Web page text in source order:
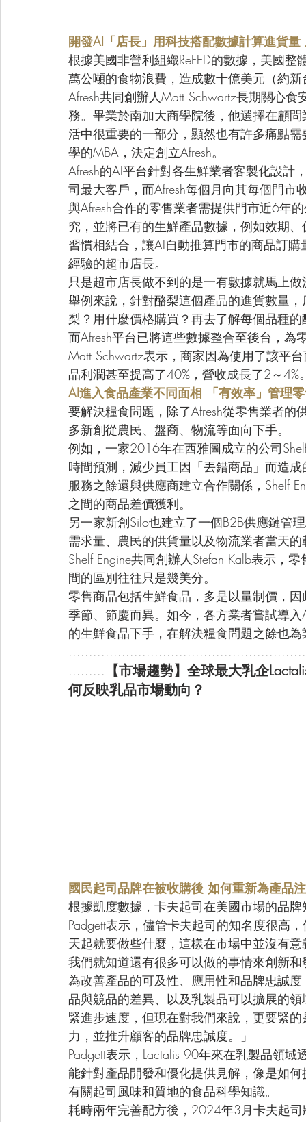
開發AI「店長」用科技搭配數據計算進貨
根據美國非營利組織ReFED的數據，美國
萬公噸的食物浪費，造成數十億美元（約
Afresh共同創辦人Matt Schwartz長期關心
務。畢業於南加大商學院後，他選擇在顧
活中很重要的一部分，顯然也有許多痛點
學的MBA，決定創立Afresh。
Afresh的AI平台針對各生鮮業者客製化設計
司最大客戶，而Afresh每個月向其每個門市
與Afresh合作的零售業者需提供門市近6年
究，並將已有的生鮮產品數據，例如效期
習慣相結合，讓AI自動推算門市的商品訂
經驗的超市店長。
只是超市店長做不到的是一有數據就馬上
舉例來說，針對酪梨這個產品的進貨數量
梨？用什麼價格購買？再去了解每個品種
而Afresh平台已將這些數據整合至後台，為
Matt Schwartz表示，商家因為使用了該平
品利潤甚至提高了40%，營收成長了2～4%
AI進入食品產業不同面相 「有效率」管理
要解決糧食問題，除了Afresh從零售業者
多新創從農民、盤商、物流等面向下手。
例如，一家2016年在西雅圖成立的公司
時間預測，減少員工因「丟錯商品」而造
服務之餘還與供應商建立合作關係，Shelf
之間的商品差價獲利。
另一家新創Silo也建立了一個B2B供應鏈管
需求量、農民的供貨量以及物流業者當天的
Shelf Engine共同創辦人Stefan Kalb表示，
間的區別往往只是幾美分。
零售商品包括生鮮食品，多是以量制價，
季節、節慶而異。如今，各方業者嘗試導
的生鮮食品下手，在解決糧食問題之餘也
.........
【市場趨勢】全球最大乳企
何反映乳品市場動向？
國民起司品牌在被收購後 如何重新為產品
根據凱度數據，卡夫起司在美國市場的品
Padgett表示，儘管卡夫起司的知名度很高
天起就要做些什麼，這樣在市場中並沒有
我們就知道還有很多可以做的事情來創新
為改善產品的可及性、應用性和品牌忠誠
品與競品的差異、以及乳製品可以擴展的
緊進步速度，但現在對我們來說，更要緊
力，並推升顧客的品牌忠誠度。」
Padgett表示，Lactalis 90年來在乳製品領
能針對產品開發和優化提供見解，像是如
有關起司風味和質地的食品科學知識。
耗時兩年完善配方後，2024年3月卡夫起